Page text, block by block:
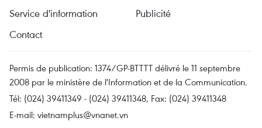
Service d'information
Publicité
Contact
Permis de publication: 1374/GP-BTTTT délivré le 11 septembre
2008 par le ministère de l'Information et de la Communication.
Tél: (024) 39411349 - (024) 39411348, Fax: (024) 39411348
E-mail: vietnamplus@vnanet.vn